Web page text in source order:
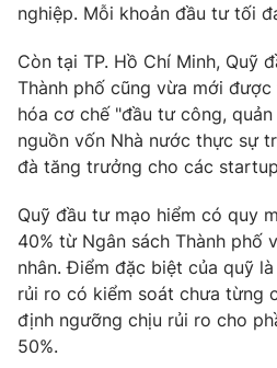
nghiệp. Mỗi khoản đầu tư tối
Còn tại TP. Hồ Chí Minh, Quỹ
Thành phố cũng vừa mới
hóa cơ chế "đầu tư công,
nguồn vốn Nhà nước thực sự
đà tăng trưởng cho các
Quỹ đầu tư mạo hiểm có quy
40% từ Ngân sách Thành phố
nhân. Điểm đặc biệt của quỹ
rủi ro có kiểm soát chưa từng
định ngưỡng chịu rủi ro cho
50%.